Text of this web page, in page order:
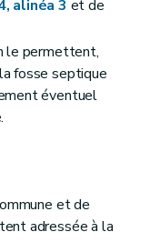
alinéa 3 et de
le permettent,
fosse septique
éventuel
et de
adressée à la